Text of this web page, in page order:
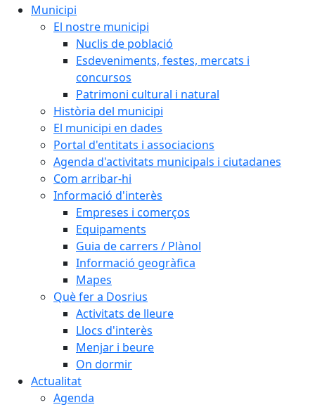
Municipi
El nostre municipi
Nuclis de població
Esdeveniments, festes, mercats i
concursos
Patrimoni cultural i natural
Història del municipi
El municipi en dades
Portal d'entitats i associacions
Agenda d'activitats municipals i ciutadanes
Com arribar-hi
Informació d'interès
Empreses i comerços
Equipaments
Guia de carrers / Plànol
Informació geogràfica
Mapes
Què fer a Dosrius
Activitats de lleure
Llocs d'interès
Menjar i beure
On dormir
Actualitat
Agenda